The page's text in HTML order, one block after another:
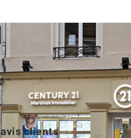
notée8,6/10
par
avis clients